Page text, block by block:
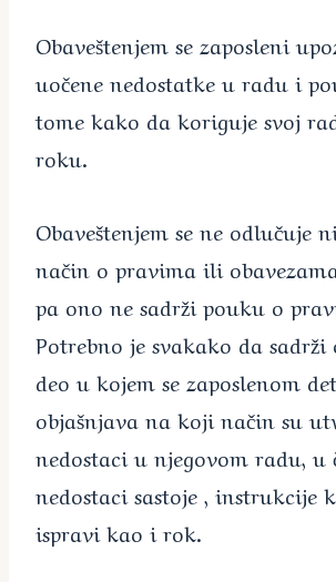
Obaveštenjem se zaposleni
uočene nedostatke u radu i
tome kako da koriguje svoj
roku.
Obaveštenjem se ne odlučuje
način o pravima ili
pa ono ne sadrži pouku o
Potrebno je svakako da sadrži
deo u kojem se zaposlenom
objašnjava na koji način su
nedostaci u njegovom radu, u
nedostaci sastoje , instrukcije
ispravi kao i rok.